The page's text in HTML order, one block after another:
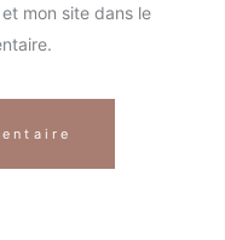
mon site dans le